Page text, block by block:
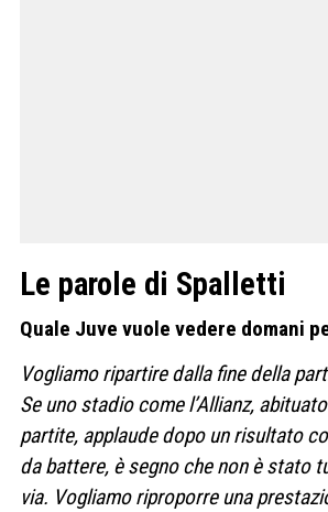
Le parole di Spalletti
Quale Juve vuole vedere domani
Vogliamo ripartire dalla fine della
Se uno stadio come l’Allianz,
partite, applaude dopo un risultato
da battere, è segno che non è stato
via. Vogliamo riproporre una